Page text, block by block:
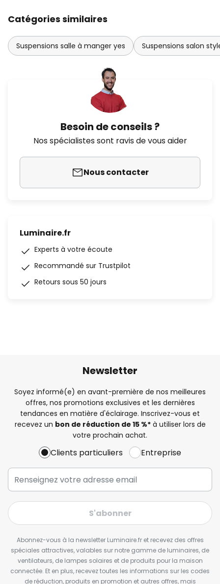
Catégories similaires
Suspensions salle à manger yes Suspensions salon
Besoin de conseils ?
Nos spécialistes sont ravis de vous aider
Nous contacter
Luminaire.fr
Experts à votre écoute
Recommandé sur Trustpilot
Retours sous 50 jours
Newsletter
Soyez informé(e) en avant-première de nos meilleures
offres, nos promotions exclusives et les dernières
tendances en matière d'éclairage. Inscrivez-vous et
recevez un bon de réduction de 15 %*à utiliser lors de
votre prochain achat.
Clients particuliers Entreprise
S'abonner
Abonnez-vous à la newsletter Luminaire.fr et recevez des offres
spéciales attractives, valables sur notre gamme de luminaires, de
ventilateurs, de lampes solaires et de produits pour la maison
connectée. Et en plus, recevez toutes les informations sur les codes
de réduction, produits en promotion et autres offres, mais